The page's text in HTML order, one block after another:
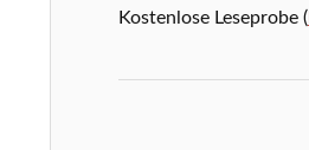
Kostenlose Leseprobe (